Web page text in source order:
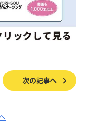
次の記事へ